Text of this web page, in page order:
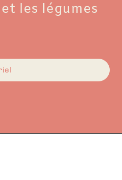
les légumes